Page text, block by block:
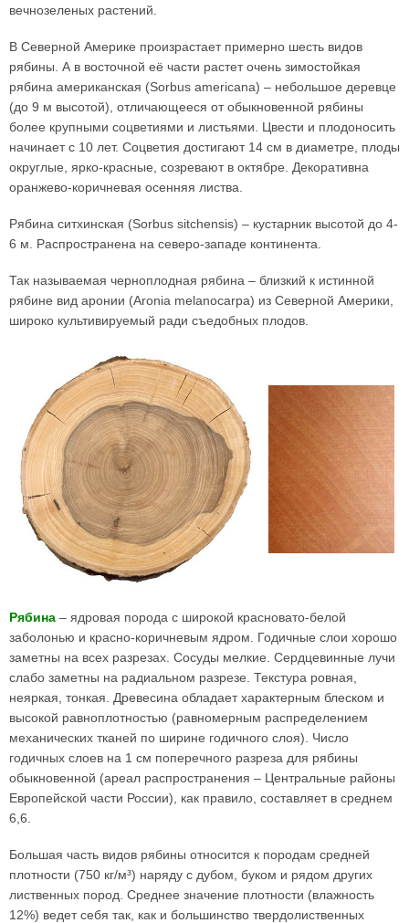
вечнозеленых растений.
В Северной Америке произрастает примерно шесть видов
рябины. А в восточной её части растет очень зимостойкая
рябина американская (Sorbus americana) – небольшое деревце
(до 9 м высотой), отличающееся от обыкновенной рябины
более крупными соцветиями и листьями. Цвести и плодоносить
начинает с 10 лет. Соцветия достигают 14 см в диаметре, плоды
округлые, ярко-красные, созревают в октябре. Декоративна
оранжево-коричневая осенняя листва.
Рябина ситхинская (Sorbus sitchensis) – кустарник высотой до 4-
6 м. Распространена на северо-западе континента.
Так называемая черноплодная рябина – близкий к истинной
рябине вид аронии (Aronia melanocarpa) из Северной Америки,
широко культивируемый ради съедобных плодов.
Рябина – ядровая порода с широкой красновато-белой
заболонью и красно-коричневым ядром. Годичные слои хорошо
заметны на всех разрезах. Сосуды мелкие. Сердцевинные лучи
слабо заметны на радиальном разрезе. Текстура ровная,
неяркая, тонкая. Древесина обладает характерным блеском и
высокой равноплотностью (равномерным распределением
механических тканей по ширине годичного слоя). Число
годичных слоев на 1 см поперечного разреза для рябины
обыкновенной (ареал распространения – Центральные районы
Европейской части России), как правило, составляет в среднем
6,6.
Большая часть видов рябины относится к породам средней
плотности (750 кг/м³) наряду с дубом, буком и рядом других
лиственных пород. Среднее значение плотности (влажность
12%) ведет себя так, как и большинство твердолиственных